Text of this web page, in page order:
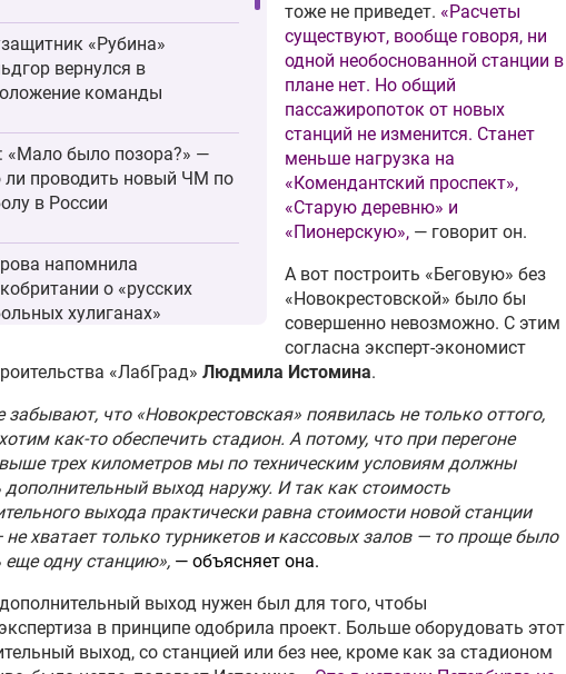
«Рубина»
вернулся в
команды
«Мало было позора?» —
ли проводить новый ЧМ по
в России
напомнила
о «русских
хулиганах»
взыскали деньги за
по футболу
назвали условия
использования
ЧМ-2018
определят модель
наследия ЧМ-2018
тоже не приведет. «Расчеты
существуют, вообще говоря, ни
одной необоснованной станции в
плане нет. Но общий
пассажиропоток от новых
станций не изменится. Станет
меньше нагрузка на
«Комендантский проспект»,
«Старую деревню» и
«Пионерскую», — говорит он.
А вот построить «Беговую» без
«Новокрестовской» было бы
совершенно невозможно. С этим
согласна эксперт-экономист
«ЛабГрад» Людмила Истомина.
забывают, что «Новокрестовская» появилась не только оттого,
как-то обеспечить стадион. А потому, что при перегоне
трех километров мы по техническим условиям должны
дополнительный выход наружу. И так как стоимость
выхода практически равна стоимости новой станции
хватает только турникетов и кассовых залов — то проще было
еще одну станцию», — объясняет она.
выход нужен был для того, чтобы
в принципе одобрила проект. Больше оборудовать этот
выход, со станцией или без нее, кроме как за стадионом